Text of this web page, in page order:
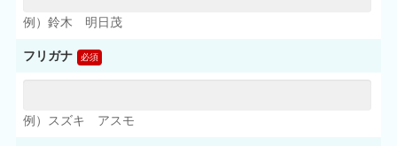
例）鈴木 明日茂
フリガナ
例）スズキ アスモ